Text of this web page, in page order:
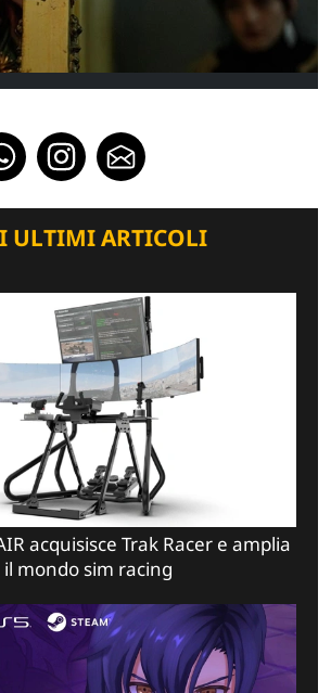
ULTIMI ARTICOLI
acquisisce Trak Racer e amplia
il mondo sim racing